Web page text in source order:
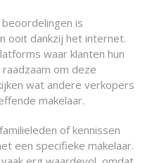
is
ooit dankzij het internet.
waar klanten hun
om deze
wat andere verkopers
makelaar.
of kennissen
een specifieke makelaar.